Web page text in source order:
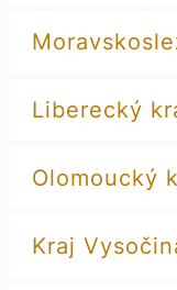
Liberecký
Olomoucký
Kraj